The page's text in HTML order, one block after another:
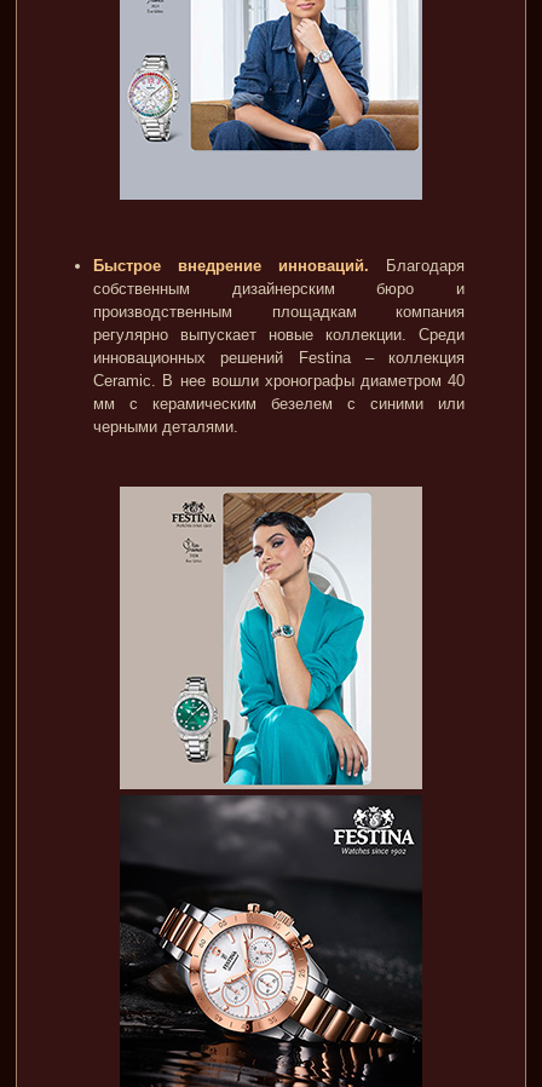
Быстрое внедрение инноваций. Благодаря
собственным дизайнерским бюро и
производственным площадкам компания
регулярно выпускает новые коллекции. Среди
инновационных решений Festina – коллекция
Ceramiс. В нее вошли хронографы диаметром 40
мм с керамическим безелем с синими или
черными деталями.